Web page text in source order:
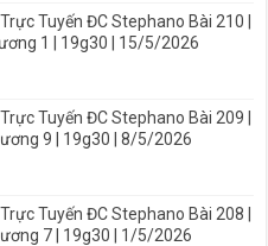
Tuyến ĐC Stephano Bài 210 |
1 | 19g30 | 15/5/2026
Tuyến ĐC Stephano Bài 209 |
9 | 19g30 | 8/5/2026
Tuyến ĐC Stephano Bài 208 |
7 | 19g30 | 1/5/2026